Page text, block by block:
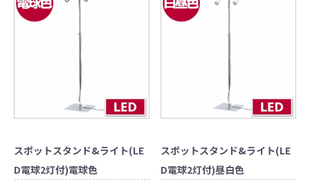
スポットスタンド&ライト(LE
D電球2灯付)電球色
スポットスタンド&ライト(LE
D電球2灯付)昼白色